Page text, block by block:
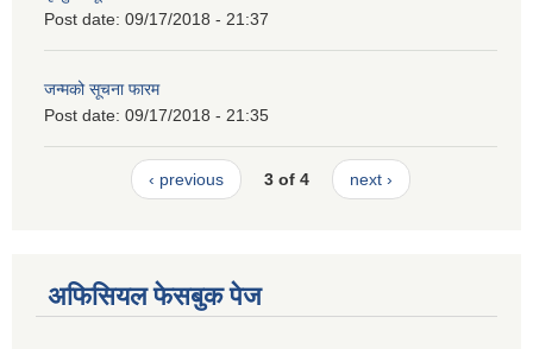
Post date: 09/17/2018 - 21:37
जन्मको सूचना फारम
Post date: 09/17/2018 - 21:35
‹ previous 3 of 4 next ›
अफिसियल फेसबुक पेज